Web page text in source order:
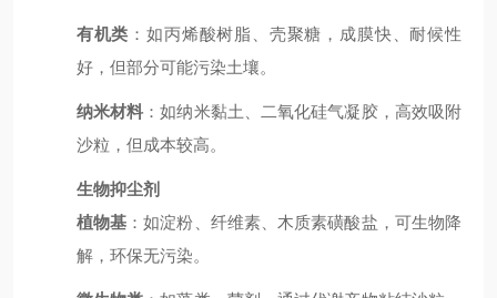
有机类 ：如丙烯酸树脂、壳聚糖，成膜快、耐候性
好，但部分可能污染土壤。
纳米材料 ：如纳米黏土、二氧化硅气凝胶，高效吸附
沙粒，但成本较高。
生物抑尘剂
植物基 ：如淀粉、纤维素、木质素磺酸盐，可生物降
解，环保无污染。